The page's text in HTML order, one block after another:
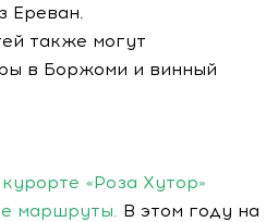
Ереван.
также могут
в Боржоми и винный
«Роза Хутор»
маршруты. В этом году на